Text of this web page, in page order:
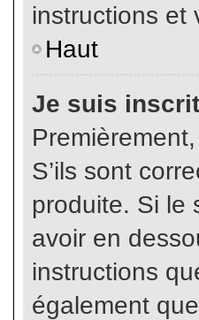
instructions et
Haut
Je suis
S’ils sont
produite. Si le
avoir en
instructions
également